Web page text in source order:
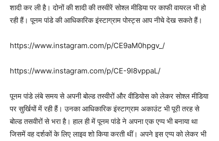
शादी कर ली है। दोनों की शादी की तस्वीरें सोश्ल मीडिया पर काफी वायरल भी हो
रही हैं। पूनम पांडे की आधिकारिक इंस्टाग्राम पोस्ट्स आप नीचे देख सकते हैं।
https://www.instagram.com/p/CE9aM0hpgv_/
https://www.instagram.com/p/CE-9I8vppaL/
पूनम पांडे लंबे समय से अपनी बोल्ड तस्वीरों और वीडियोस को लेकर सोश्ल मीडिया
पर सुर्खियों में रही हैं। उनका आधिकारिक इंस्टाग्राम अकाउंट भी पूरी तरह से
बोल्ड तसवीरों से भरा है। हाल ही में पूनम पांडे ने अपना एक एप्प भी बनाया था
जिसमें वह दर्शकों के लिए लाइव शो किया करती थीं। अपने इस एप्प को लेकर भी